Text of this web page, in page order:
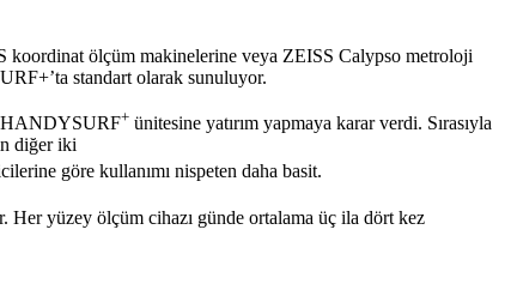
koordinat ölçüm makinelerine veya ZEISS Calypso metroloji
standart olarak sunuluyor.
HANDYSURF+ ünitesine yatırım yapmaya karar verdi. Sırasıyla
diğer iki
göre kullanımı nispeten daha basit.
Her yüzey ölçüm cihazı günde ortalama üç ila dört kez